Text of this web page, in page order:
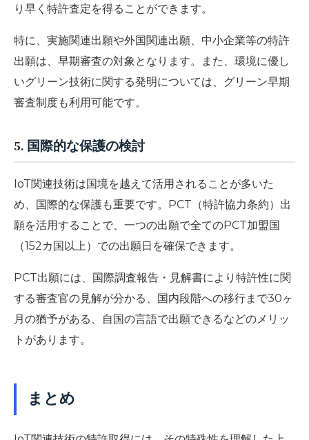
り早く特許査定を得ることができます。
特に、実施関連出願や外国関連出願、中小企業等の特許
出願は、早期審査の対象となります。また、環境に優し
いグリーン技術に関する発明については、グリーン早期
審査制度も利用可能です。
5. 国際的な保護の検討
IoT関連技術は国境を越えて活用されることが多いた
め、国際的な保護も重要です。PCT（特許協力条約）出
願を活用することで、一つの出願で全てのPCT加盟国
（152カ国以上）での出願日を確保できます。
PCT出願には、国際調査報告・見解書により特許性に関
する審査官の見解が分かる、国内段階への移行まで30ヶ
月の猶予がある、自国の言語で出願できるなどのメリッ
トがあります。
まとめ